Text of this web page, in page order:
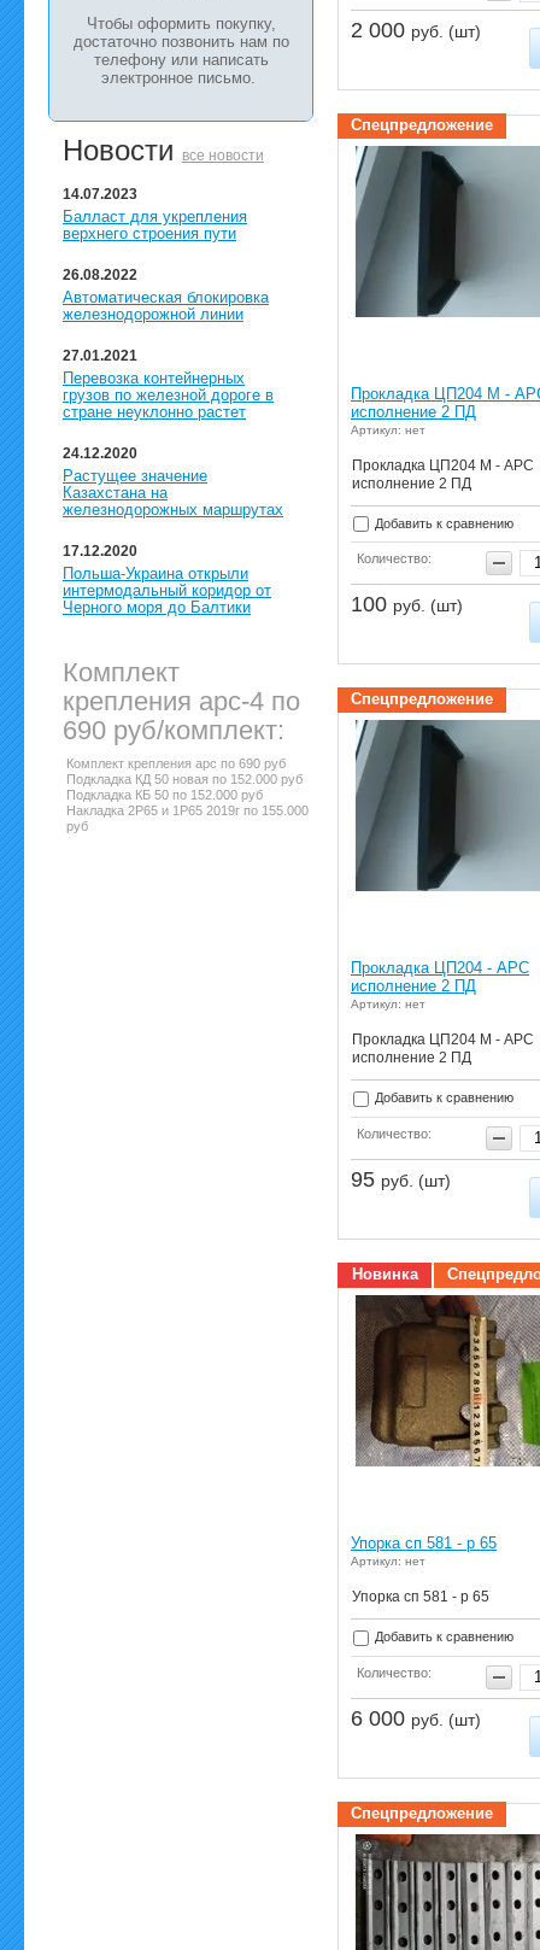
Чтобы оформить покупку,
достаточно позвонить нам по
телефону или написать
электронное письмо.
Новости все новости
14.07.2023
Балласт для укрепления
верхнего строения пути
26.08.2022
Автоматическая блокировка
железнодорожной линии
27.01.2021
Перевозка контейнерных
грузов по железной дороге в
стране неуклонно растет
24.12.2020
Растущее значение
Казахстана на
железнодорожных маршрутах
17.12.2020
Польша-Украина открыли
интермодальный коридор от
Черного моря до Балтики
Комплект
крепления арс-4 по
690 руб/комплект:
Комплект крепления арс по 690 руб
Подкладка КД 50 новая по 152.000 руб
Подкладка КБ 50 по 152.000 руб
Накладка 2Р65 и 1Р65 2019г по 155.000
руб
2 000 руб. (шт)
Спецпредложение
Прокладка ЦП204 М -
исполнение 2 ПД
Артикул: нет
Прокладка ЦП204 М - АРС
исполнение 2 ПД
Добавить к сравнению
Количество:
100 руб. (шт)
Спецпредложение
Прокладка ЦП204 - АРС
исполнение 2 ПД
Артикул: нет
Прокладка ЦП204 М - АРС
исполнение 2 ПД
Добавить к сравнению
Количество:
95 руб. (шт)
Новинка
Упорка сп 581 - р 65
Артикул: нет
Упорка сп 581 - р 65
Добавить к сравнению
Количество:
6 000 руб. (шт)
Спецпредложение